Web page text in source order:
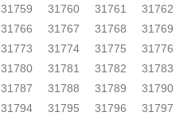
31759 31760 31761
31762
31766 31767 31768
31769
31773 31774 31775
31776
31780 31781 31782
31783
31787 31788 31789
31790
31794 31795 31796
31797